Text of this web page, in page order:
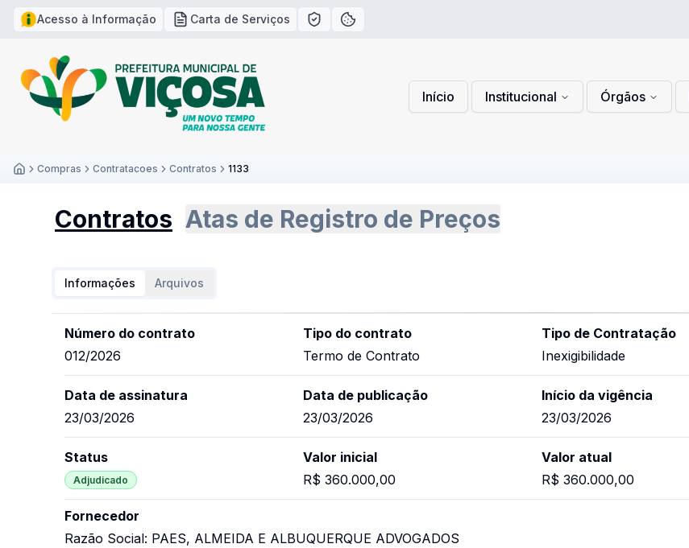
Acesso à Informação Carta de Serviços Política de Privacidade
Política de Cookies
Início Institucional Órgãos
Compras Contratacoes Contratos 1133
Contratos Atas de Registro de Preços
Informações Arquivos
Número do contrato
012/2026
Tipo do contrato
Termo de Contrato
Tipo de Contratação
Inexigibilidade
Data de assinatura
23/03/2026
Data de publicação
23/03/2026
Início da vigência
23/03/2026
Status
Adjudicado
Valor inicial
R$ 360.000,00
Valor atual
R$ 360.000,00
Fornecedor
Razão Social: PAES, ALMEIDA E ALBUQUERQUE ADVOGADOS